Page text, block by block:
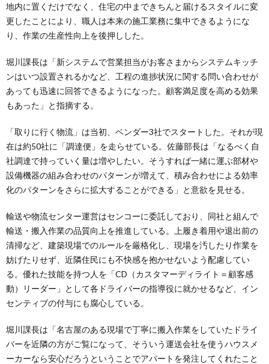
地内に置くだけでなく、住宅の中まできちんと届けるスタイルに変
更したことにより、職人は本来の施工業務に集中できるようにな
り、作業の生産性向上を後押しした。
堀川課長は「新システムで営業担当がお客さまからシステムキッチ
ンはいつ設置されるかなど、工程の進捗状況に関する問い合わせが
あっても迅速に回答できるようになった。顧客満足度を高める効果
もあった」と指摘する。
「取りに行く物流」は当初、ベンダー3社でスタートした。それが現
在は約50社に「調達便」を走らせている。佐藤部長は「なるべく自
社調達で持っていく量は増やしたい。そうすれば一緒に運ぶ部材や
設備機器の組み合わせのパターンが増えて、積み合わせによる効率
化のパターンをさらに拡大することができる」と意欲を見せる。
輸送や物流センター運営はセンコーに委託しており、同社と組んで
輸送・搬入作業の品質向上を推進している。上履き着用や退出前の
清掃など、建築現場でのルールを厳格化し、現場を汚したり作業を
妨げたりせず、近隣住民にも不快感を抱かせないよう配慮してい
る。優れた技能を持つ人を「CD（カスタマーディライト＝顧客感
動）リーダー」として各ドライバーの指導役に就かせるなど、イン
センティブの付与にも腐心している。
堀川課長は「名古屋のある現場で丁寧に搬入作業をしていたドライ
バーを近隣の方がご覧になって、そういう運送会社を使うハウスメ
ーカーなら安心だろうということでアパートを発注してくれたこと